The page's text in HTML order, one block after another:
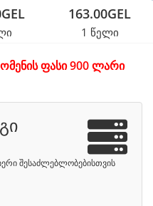
163.00GEL
1 წელი
ფასი 900 ლარი
შესაძლებლობებისთვის